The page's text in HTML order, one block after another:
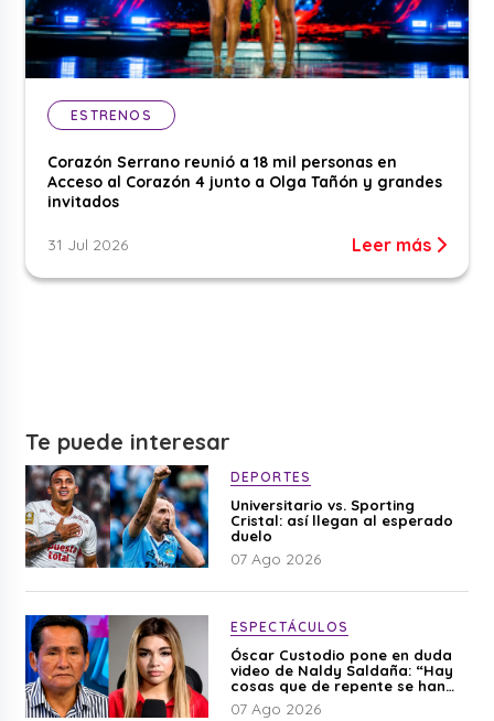
ESTRENOS
Corazón Serrano reunió a 18 mil personas en
Acceso al Corazón 4 junto a Olga Tañón y grandes
invitados
31 Jul 2026 Leer más
Te puede interesar
DEPORTES
Universitario vs. Sporting
Cristal: así llegan al esperado
duelo
07 Ago 2026
ESPECTÁCULOS
Óscar Custodio pone en duda
video de Naldy Saldaña: “Hay
cosas que de repente se han
editado”
07 Ago 2026